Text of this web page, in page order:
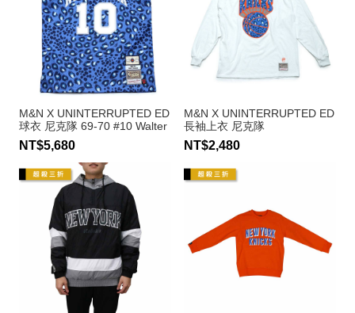
M&N X UNINTERRUPTED ED
球衣 尼克隊 69-70 #10 Walter
Frazier
NT$5,680
M&N X UNINTERRUPTED ED
長袖上衣 尼克隊
NT$2,480